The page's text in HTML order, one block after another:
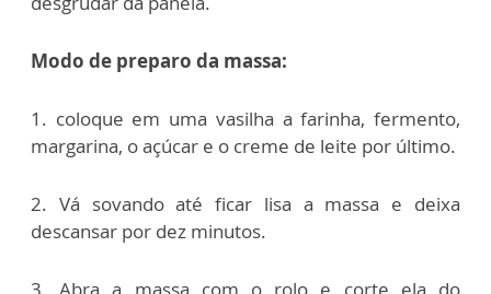
Modo de preparo da massa:
1. coloque em uma vasilha a farinha, fermento,
margarina, o açúcar e o creme de leite por último.
2. Vá sovando até ficar lisa a massa e deixa
descansar por dez minutos.